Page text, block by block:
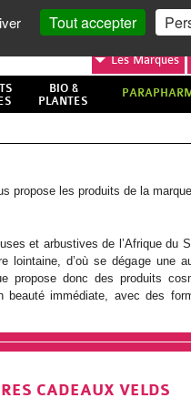
MON
LesMarques
BIO &
PLANTES
propose les produits de la
et arbustives de l’Afrique du
d’où se dégage une
propose donc des produits
immédiate, avec des
CADEAUX VELDS
Tout accepter